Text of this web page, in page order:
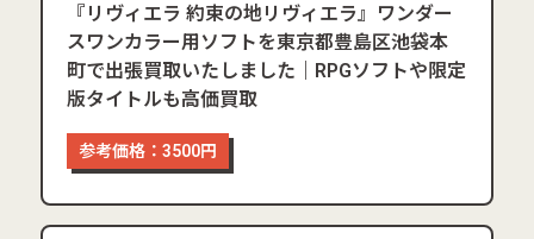
『リヴィエラ 約束の地リヴィエラ』ワンダー
スワンカラー用ソフトを東京都豊島区池袋本
町で出張買取いたしました｜RPGソフトや限定
版タイトルも高価買取
参考価格：3500円